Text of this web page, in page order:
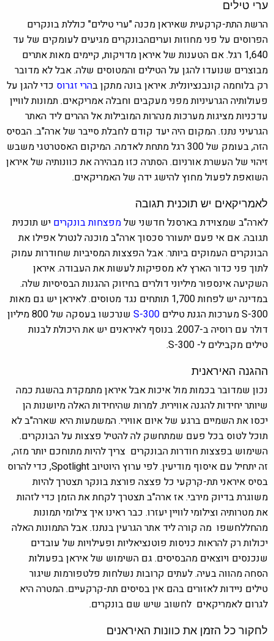
ערי טילים
הרשת התת-קרקעית שאיראן מכנה "ערי טילים" כוללת בונקרים
הפרוסים על פני מחוזות ועריםהבונקרים מגיעים לעומקים של עד
1,640 רגל. אם הטענות של איראן מדויקות, קיימים מאות אתרים
מבוצרים שנועדו להגן על הטילים והמטוסים שלה. אבל לא מדובר
רק בלוחמה קונבנציונלית. איראן בונה מתקן בהרי זגרוסכדי להגן על
פעולותיה הגרעיניות מפני מעקבים וחבלה אמריקאים. תמונות לוויין
עדכניות מציגות מערכות מנהרות המובילות אל ההרים ליד האתר
הגרעיני נתנז. המקום היה יעד קודם לחבלת סייבר של ארה"ב. הבסיס
הזה, בעומק של 300 רגל מתחת לאדמה. המיקום האסטרטגי משבש
זיהוי של העשרת אורניום. הסתרה כזו מבהירה את כוונותיה של איראן
השואפת לפעול מחוץ להישג ידה של האמריקאים.
לאמריקאים יש תוכנית תגובה
לארה"ב שמצוידת בארסנל חדשני שלמפצחות בונקריםיש תוכנית
תגובה. אם אי פעם יתעורר סכסוך ארה"ב מוכנה לנטרל אפילו את
הבונקרים העמוקים ביותר. אבל הפצצות המסיביות שחודרות עמוק
לתוך פני כדור הארץ לא מספיקות לעשות את העבודה. איראן
השקיעה אינספור מיליוני דולרים בחיזוק ההגנות הבסיסיות שלה.
במדינה יש לפחות 1,700 תותחים נגד מטוסים. לאיראן יש גם מאות
S-300 מערכות הגנת טילים
S-300
שנרכשו בעסקה של 800 מיליון
דולר עם רוסיה ב-2007. בנוסף לאיראנים יש את היכולת לבנות
טילים מקבילים ל- S-300.
ההגנה האיראנית
נכון שמדובר בכמות מול איכות אבל איראן מתמקדת בהשגת כמה
שיותר יחידות להגנה אווירית. למרות שהיחידות האלה מיושנות הן
יכסו את השמיים ברגע של איום אווירי. המשמעות היא שארה"ב לא
תוכל לטוס בכל פעם שמתחשק לה להטיל פצצות על הבונקרים.
השימוש בפצצות חודרות הבונקרים צריך להיות מתוחכם יותר מזה,
זה יתחיל עם איסוף מודיעין. לפי ערוץ היוטיוב Spotlight, כדי להרוס
בסיס איראני תת-קרקעי כל פצצה פורצת בונקר תצטרך להיות
משוגרת בדיוק מירבי. אז ארה"ב תצטרך לקחת את הזמן כדי לזהות
את מטרותיה וצילומי לוויין יעזרו. כבר ראינו איך צילומי תמונות
מהחללחשפו מה קורה ליד אתר הגרעין בנתנז. אבל התמונות האלה
יכולות רק להראות כניסות פוטנציאליות ופעילויות של עובדים
שנכנסים ויוצאים מהבסיסים. גם השימוש של איראן בפעולות
הסחה מהווה בעיה. לעתים קרובות נשלחות פלטפורמות שיגור
טילים ניידות לאזורים בהם אין בסיסים תת-קרקעיים. המטרה היא
לגרום לאמריקאים לחשוב שיש שם בונקרים.
לחקור כל הזמן את כוונות האיראנים